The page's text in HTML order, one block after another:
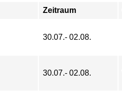
Zeitraum
30.07.- 02.08.
30.07.- 02.08.